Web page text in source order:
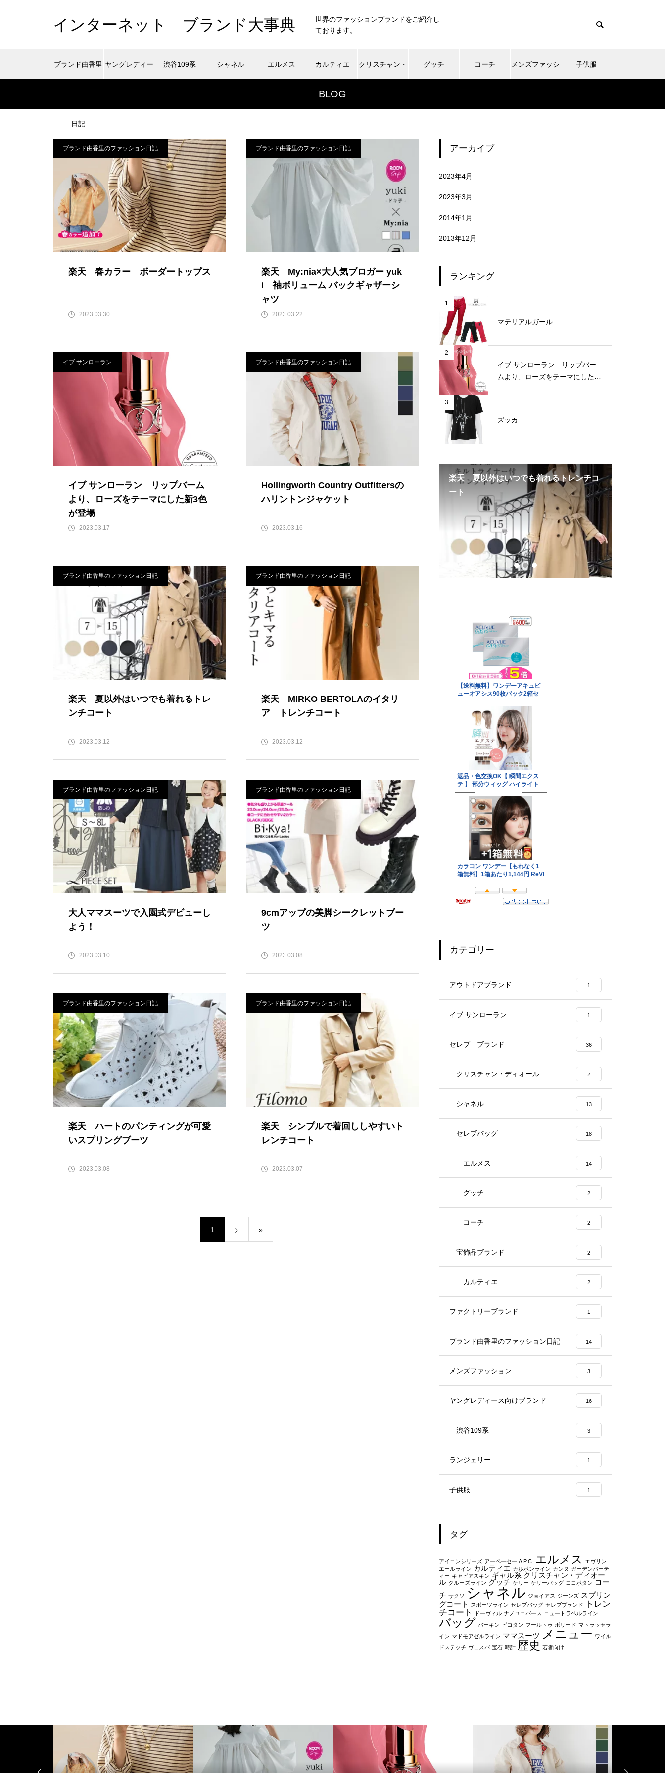
インターネット ブランド大事典
世界のファッションブランドをご紹介し
ております。
ブランド由香里
日記
ヤングレディー 渋谷109系 シャネル エルメス カルティエ クリスチャン・ グッチ コーチ メンズファッシ 子供服
BLOG
ブランド由香里のファッション日記
楽天 春カラー ボーダートップス
2023.03.30
ブランド由香里のファッション日記
楽天 My:nia×大人気ブロガー yuk
i 袖ボリューム バックギャザーシ
ャツ
2023.03.22
イブ サンローラン
イブ サンローラン リップバーム
より、ローズをテーマにした新3色
が登場
2023.03.17
ブランド由香里のファッション日記
Hollingworth Country Outfittersの
ハリントンジャケット
2023.03.16
ブランド由香里のファッション日記
楽天 夏以外はいつでも着れるトレ
ンチコート
2023.03.12
ブランド由香里のファッション日記
楽天 MIRKO BERTOLAのイタリ
ア トレンチコート
2023.03.12
ブランド由香里のファッション日記
大人ママスーツで入園式デビューし
よう！
2023.03.10
ブランド由香里のファッション日記
9cmアップの美脚シークレットブー
ツ
2023.03.08
ブランド由香里のファッション日記
楽天 ハートのパンティングが可愛
いスプリングブーツ
2023.03.08
ブランド由香里のファッション日記
楽天 シンプルで着回ししやすいト
レンチコート
2023.03.07
1 »
アーカイブ
2023年4月
2023年3月
2014年1月
2013年12月
ランキング
1
マテリアルガール
2
イブ サンローラン リップバー
ムより、ローズをテーマにした新
3
ズッカ
ート
楽天 MIRKO BERTOLAのイタリア ト
レンチコート
カテゴリー
アウトドアブランド 1
イブ サンローラン 1
セレブ ブランド 36
クリスチャン・ディオール 2
シャネル 13
セレブバッグ 18
エルメス 14
グッチ 2
コーチ 2
宝飾品ブランド 2
カルティエ 2
ファクトリーブランド 1
ブランド由香里のファッション日記 14
メンズファッション 3
ヤングレディース向けブランド 16
渋谷109系 3
ランジェリー 1
子供服 1
タグ
アイコンシリーズ アーペーセー A.P.C. エルメス
エヴリン
エールライン カルティエ カルボンライン カンヌ ガーデンパーテ
ィー キャビアスキン ギャル系 クリスチャン・ディオー
ル クルーズライン グッチ ケリー ケリーバッグ ココボタン コー
チ サクソ シャネル ジョイアス ジーンズ スプリン
グコート
スポーツライン セレブバッグ セレブブランド
トレン
チコート
ドーヴィル ナノユニバース ニュートラベルライン
バッグ バーキン ピコタン フールトゥ ボリード マトラッセラ
イン マドモアゼルライン ママスーツ メニュー ワイル
ドステッチ ヴェスパ 宝石 時計 歴史 若者向け